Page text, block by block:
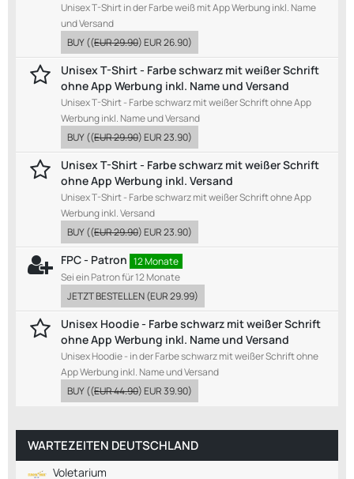
Unisex T-Shirt in der Farbe weiß mit App Werbung inkl. Name
und Versand
BUY((EUR 29.90)EUR 26.90)
Unisex T-Shirt - Farbe schwarz mit weißer Schrift
ohne App Werbung inkl. Name und Versand
Unisex T-Shirt - Farbe schwarz mit weißer Schrift ohne App
Werbung inkl. Name und Versand
BUY((EUR 29.90)EUR 23.90)
Unisex T-Shirt - Farbe schwarz mit weißer Schrift
ohne App Werbung inkl. Versand
Unisex T-Shirt - Farbe schwarz mit weißer Schrift ohne App
Werbung inkl. Versand
BUY((EUR 29.90)EUR 23.90)
FPC - Patron 12 Monate
Sei ein Patron für 12 Monate
JETZT BESTELLEN(EUR 29.99)
Unisex Hoodie - Farbe schwarz mit weißer Schrift
ohne App Werbung inkl. Name und Versand
Unisex Hoodie - in der Farbe schwarz mit weißer Schrift ohne
App Werbung inkl. Name und Versand
BUY((EUR 44.90)EUR 39.90)
WARTEZEITEN DEUTSCHLAND
Voletarium